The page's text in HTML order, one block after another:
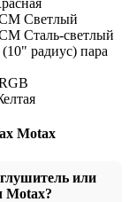
Светлый
Сталь-светлый
радиус) пара
Motax
или
Motax?